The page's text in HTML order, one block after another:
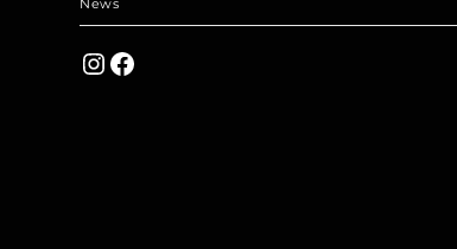
News
Instagram
Facebook